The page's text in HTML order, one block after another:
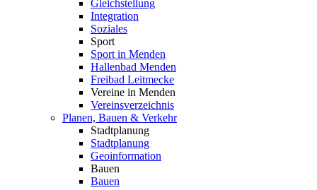
Gleichstellung
Integration
Soziales
Sport
Sport in Menden
Hallenbad Menden
Freibad Leitmecke
Vereine in Menden
Vereinsverzeichnis
Planen, Bauen & Verkehr
Stadtplanung
Stadtplanung
Geoinformation
Bauen
Bauen